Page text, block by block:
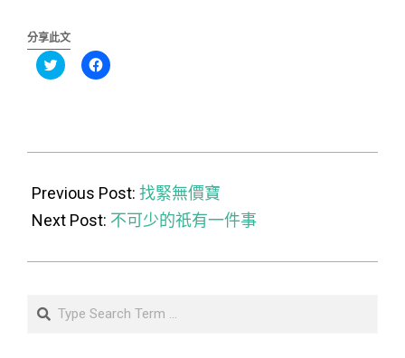
分享此文
分
享
開
按
一
新
中
開
啟)
07-
11
Previous Post: 找緊無價寶
Next Post: 不可少的祇有一件事
Search